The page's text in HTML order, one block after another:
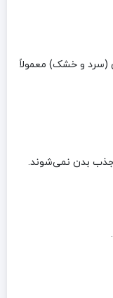
(سرد و خشک) معمولاً
بدن نمی‌شوند.